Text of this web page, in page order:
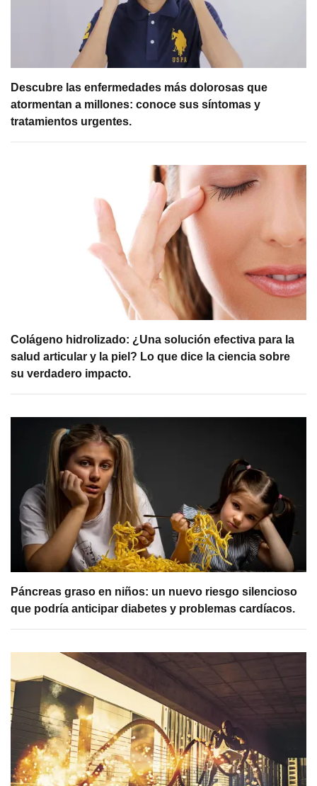
Descubre las enfermedades más dolorosas que
atormentan a millones: conoce sus síntomas y
tratamientos urgentes.
Colágeno hidrolizado: ¿Una solución efectiva para la
salud articular y la piel? Lo que dice la ciencia sobre
su verdadero impacto.
Páncreas graso en niños: un nuevo riesgo silencioso
que podría anticipar diabetes y problemas cardíacos.